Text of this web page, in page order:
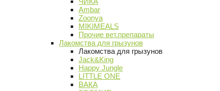
Ambar
Zoonya
MIKIMEALS
Прочие вет.препараты
Лакомства для грызунов
Лакомства для грызунов
Jack&King
Happy Jungle
LITTLE ONE
ВАКА